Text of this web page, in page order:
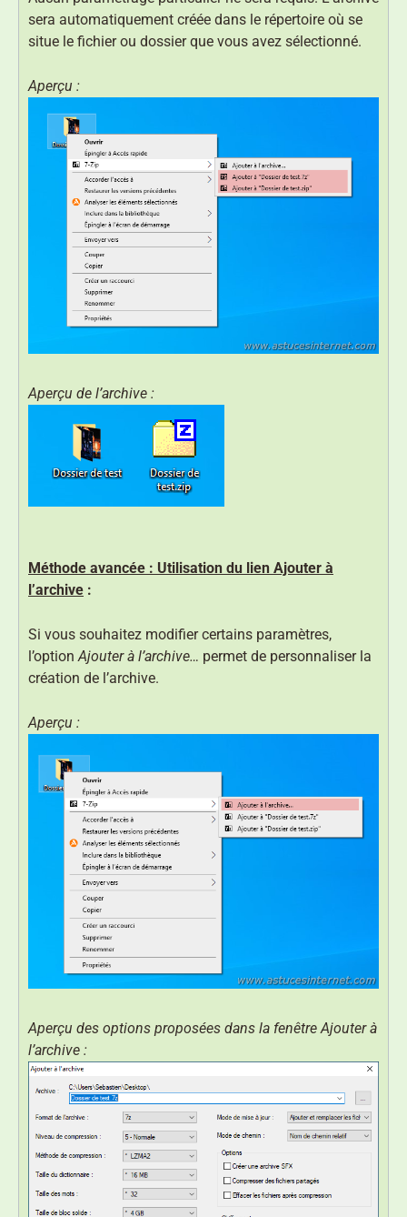
sera automatiquement créée dans le répertoire où se
situe le fichier ou dossier que vous avez sélectionné.
Aperçu :
Aperçu de l’archive :
Méthode avancée : Utilisation du lien Ajouter à
l’archive :
Si vous souhaitez modifier certains paramètres,
l’option Ajouter à l’archive… permet de personnaliser la
création de l’archive.
Aperçu :
Aperçu des options proposées dans la fenêtre Ajouter à
l’archive :